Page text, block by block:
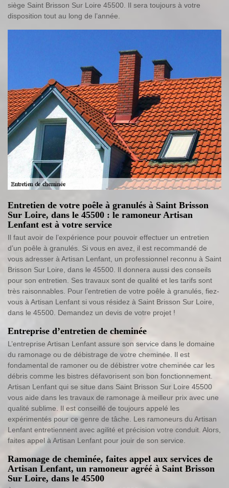
siège Saint Brisson Sur Loire 45500. Il sera toujours à votre
disposition tout au long de l’année.
Entretien de votre poêle à granulés à Saint Brisson
Sur Loire, dans le 45500 : le ramoneur Artisan
Lenfant est à votre service
Il faut avoir de l’expérience pour pouvoir effectuer un entretien
d’un poêle à granulés. Si vous en avez, il est recommandé de
vous adresser à Artisan Lenfant, un professionnel reconnu à Saint
Brisson Sur Loire, dans le 45500. Il donnera aussi des conseils
pour son entretien. Ses travaux sont de qualité et les tarifs sont
très raisonnables. Pour l’entretien de votre poêle à granulés, fiez-
vous à Artisan Lenfant si vous résidez à Saint Brisson Sur Loire,
dans le 45500. Demandez un devis de votre projet !
Entreprise d’entretien de cheminée
L’entreprise Artisan Lenfant assure son service dans le domaine
du ramonage ou de débistrage de votre cheminée. Il est
fondamental de ramoner ou de débistrer votre cheminée car les
débris comme les bistres défavorisent son bon fonctionnement.
Artisan Lenfant qui se situe dans Saint Brisson Sur Loire 45500
vous aide dans les travaux de ramonage à meilleur prix avec une
qualité sublime. Il est conseillé de toujours appelé les
expérimentés pour ce genre de tâche. Les ramoneurs du Artisan
Lenfant entretiennent avec agilité et précision votre conduit. Alors,
faites appel à Artisan Lenfant pour jouir de son service.
Ramonage de cheminée, faites appel aux services de
Artisan Lenfant, un ramoneur agréé à Saint Brisson
Sur Loire, dans le 45500